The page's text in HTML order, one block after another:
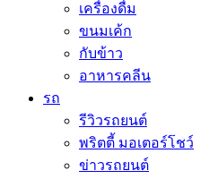
เครื่องดื่ม
ขนมเค้ก
กับข้าว
อาหารคลีน
รถ
รีวิวรถยนต์
พริตตี้ มอเตอร์โชว์
ข่าวรถยนต์